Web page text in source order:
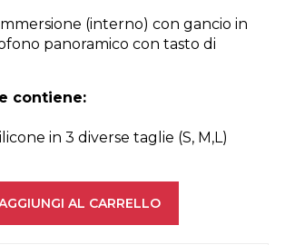
(interno) con gancio in
panoramico con tasto di
contiene:
in 3 diverse taglie (S, M,L)
AL CARRELLO